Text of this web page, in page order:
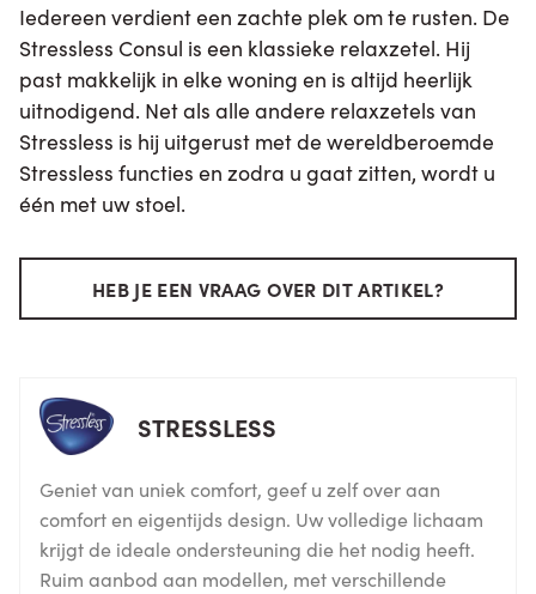
Iedereen verdient een zachte plek om te rusten. De
Stressless Consul is een klassieke relaxzetel. Hij
past makkelijk in elke woning en is altijd heerlijk
uitnodigend. Net als alle andere relaxzetels van
Stressless is hij uitgerust met de wereldberoemde
Stressless functies en zodra u gaat zitten, wordt u
één met uw stoel.
HEB JE EEN VRAAG OVER DIT ARTIKEL?
STRESSLESS
Geniet van uniek comfort, geef u zelf over aan
comfort en eigentijds design. Uw volledige lichaam
krijgt de ideale ondersteuning die het nodig heeft.
Ruim aanbod aan modellen, met verschillende